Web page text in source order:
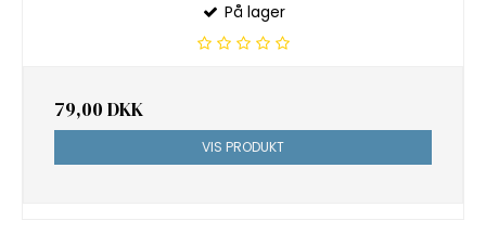
På lager
79,00 DKK
VIS PRODUKT